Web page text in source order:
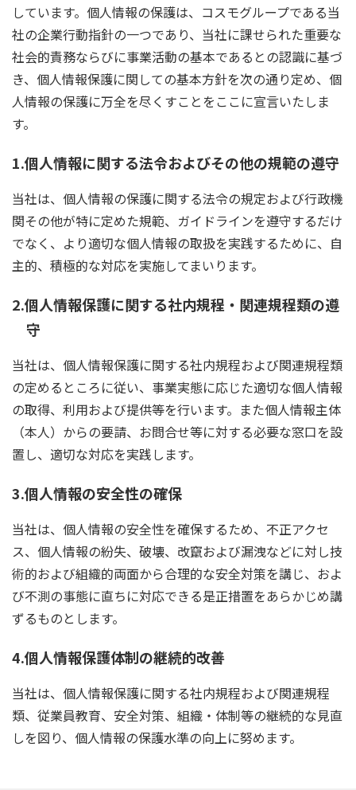
しています。個人情報の保護は、コスモグループである当
社の企業行動指針の一つであり、当社に課せられた重要な
社会的責務ならびに事業活動の基本であるとの認識に基づ
き、個人情報保護に関しての基本方針を次の通り定め、個
人情報の保護に万全を尽くすことをここに宣言いたしま
す。
1.個人情報に関する法令およびその他の規範の遵守
当社は、個人情報の保護に関する法令の規定および行政機
関その他が特に定めた規範、ガイドラインを遵守するだけ
でなく、より適切な個人情報の取扱を実践するために、自
主的、積極的な対応を実施してまいります。
2.個人情報保護に関する社内規程・関連規程類の遵
守
当社は、個人情報保護に関する社内規程および関連規程類
の定めるところに従い、事業実態に応じた適切な個人情報
の取得、利用および提供等を行います。また個人情報主体
（本人）からの要請、お問合せ等に対する必要な窓口を設
置し、適切な対応を実践します。
3.個人情報の安全性の確保
当社は、個人情報の安全性を確保するため、不正アクセ
ス、個人情報の紛失、破壊、改竄および漏洩などに対し技
術的および組織的両面から合理的な安全対策を講じ、およ
び不測の事態に直ちに対応できる是正措置をあらかじめ講
ずるものとします。
4.個人情報保護体制の継続的改善
当社は、個人情報保護に関する社内規程および関連規程
類、従業員教育、安全対策、組織・体制等の継続的な見直
しを図り、個人情報の保護水準の向上に努めます。